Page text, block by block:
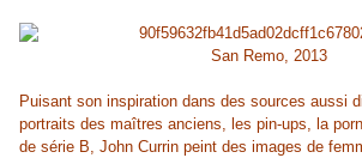
San Remo, 2013
Puisant son inspiration dans des sources aussi
portraits des maîtres anciens, les pin-ups, la
de série B, John Currin peint des images de